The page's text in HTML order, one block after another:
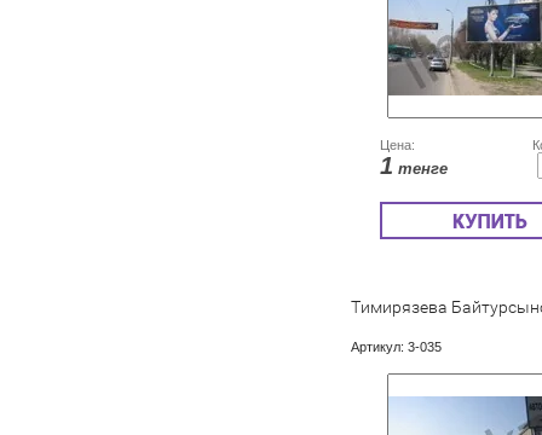
Цена:
1 тенге
Тимирязева
Артикул: 3-035